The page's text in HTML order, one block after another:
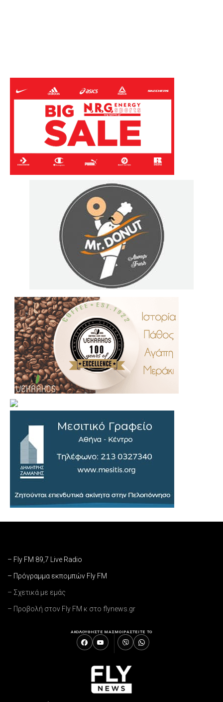
– Fly FM 89,7 Live Radio
– Πρόγραμμα εκπομπών Fly FM
– Σχετικά με εμάς
– Προβολή στον Fly FM κ στο flynews.gr
ΑΚΟΛΟΥΘΗΣΤΕ ΜΑΣΜΟΙΡΑΣΤΕΙΤΕ ΤΟ